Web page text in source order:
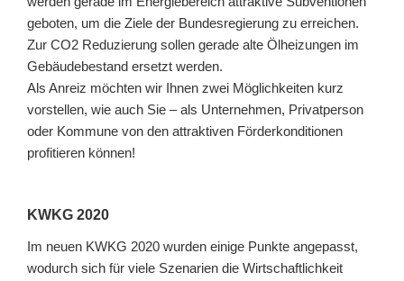
geboten, um die Ziele der Bundesregierung zu erreichen.
Zur CO2 Reduzierung sollen gerade alte Ölheizungen im
Gebäudebestand ersetzt werden.
Als Anreiz möchten wir Ihnen zwei Möglichkeiten kurz
vorstellen, wie auch Sie – als Unternehmen, Privatperson
oder Kommune von den attraktiven Förderkonditionen
profitieren können!
KWKG 2020
Im neuen KWKG 2020 wurden einige Punkte angepasst,
wodurch sich für viele Szenarien die Wirtschaftlichkeit